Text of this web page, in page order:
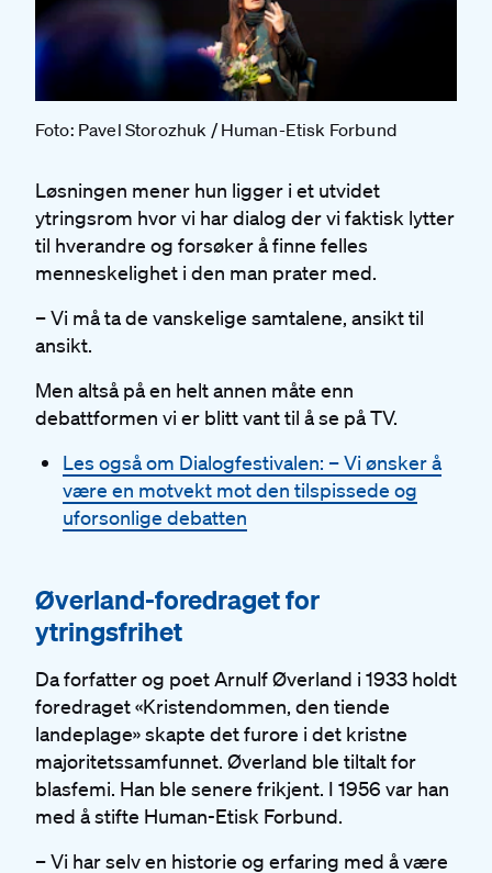
Foto: Pavel Storozhuk / Human-Etisk Forbund
Løsningen mener hun ligger i et utvidet
ytringsrom hvor vi har dialog der vi faktisk lytter
til hverandre og forsøker å finne felles
menneskelighet i den man prater med.
– Vi må ta de vanskelige samtalene, ansikt til
ansikt.
Men altså på en helt annen måte enn
debattformen vi er blitt vant til å se på TV.
Les også om Dialogfestivalen: – Vi ønsker å
være en motvekt mot den tilspissede og
uforsonlige debatten
#
Øverland-foredraget for
ytringsfrihet
Da forfatter og poet Arnulf Øverland i 1933 holdt
foredraget «Kristendommen, den tiende
landeplage» skapte det furore i det kristne
majoritetssamfunnet. Øverland ble tiltalt for
blasfemi. Han ble senere frikjent. I 1956 var han
med å stifte Human-Etisk Forbund.
– Vi har selv en historie og erfaring med å være